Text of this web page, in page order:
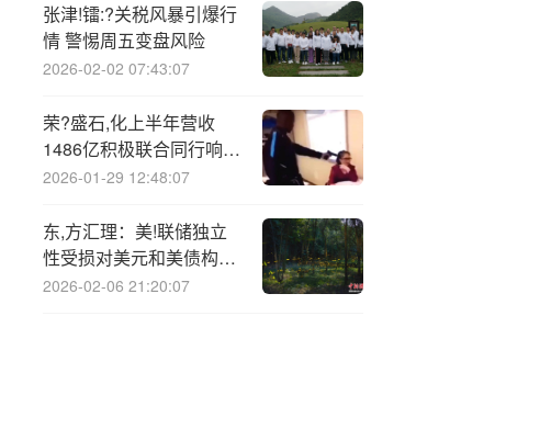
张津!镭:?关税风暴引爆行
情 警惕周五变盘风险
2026-02-02 07:43:07
荣?盛石,化上半年营收
1486亿积极联合同行响应
“反内卷”
2026-01-29 12:48:07
东,方汇理：美!联储独立
性受损对美元和美债构成
重大风险
2026-02-06 21:20:07